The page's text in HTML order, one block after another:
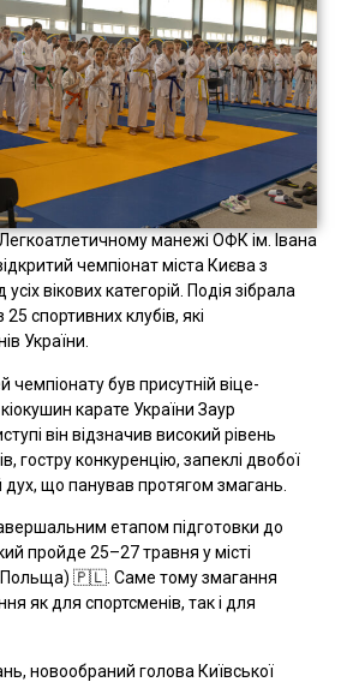
манежі ОФК ім. Івана
чемпіонат міста Києва з
вікових категорій. Подія зібрала
спортивних клубів, які
України.
чемпіонату був присутній віце-
карате України Заур
він відзначив високий рівень
гостру конкуренцію, запеклі двобої
що панував протягом змагань.
етапом підготовки до
пройде 25–27 травня у місті
Польща) 🇵🇱. Саме тому змагання
як для спортсменів, так і для
новообраний голова Київської